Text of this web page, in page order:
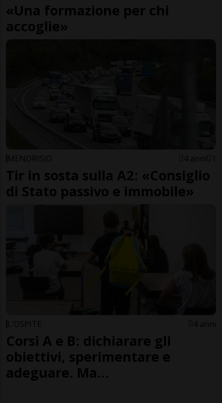
«Una formazione per chi
accoglie»
MENDRISIO 4 anni 1
Tir in sosta sulla A2: «Consiglio
di Stato passivo e immobile»
L'OSPITE 4 anni
Corsi A e B: dichiarare gli
obiettivi, sperimentare e
adeguare. Ma...